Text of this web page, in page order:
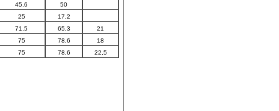
45,6
50
25
17,2
71,5 65,3
21
75 78,6
18
75 78,6 22,5